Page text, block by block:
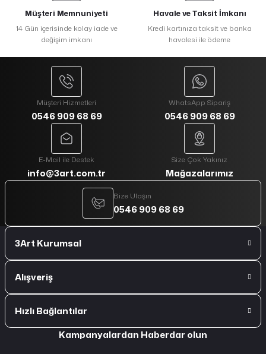
Müşteri Memnuniyeti
14 Gün içerisinde kolay iade ve
değişim imkanı
Havale ve Taksit İmkanı
Kredi kartınıza taksit ve banka
havalesi ile ödeme
Müşteri Hizmetleri
0546 909 68 69
WhatsApp Sipariş
0546 909 68 69
E-Mail ile Destek
info@3art.com.tr
Size Çok Yakınız
Mağazalarımız
Bize Ulaşın
0546 909 68 69
3Art Kurumsal
Alışveriş
Hızlı Bağlantılar
Kampanyalardan Haberdar olun